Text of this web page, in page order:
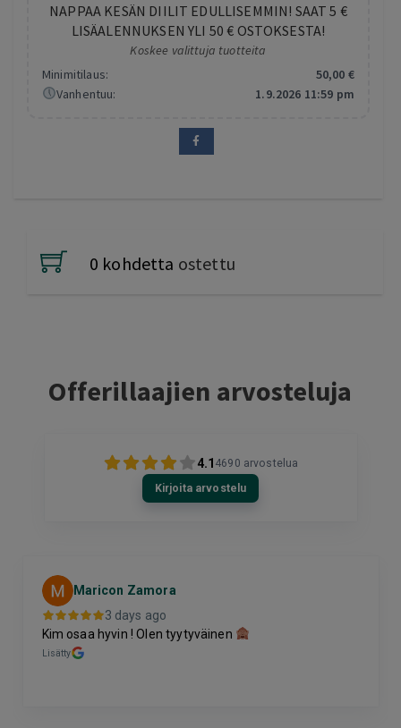
NAPPAA KESÄN DIILIT EDULLISEMMIN! SAAT 5 €
LISÄALENNUKSEN YLI 50 € OSTOKSESTA!
Koskee valittuja tuotteita
Minimitilaus:
50,00 €
Vanhentuu:
1.9.2026 11:59 pm
0 kohdetta ostettu
Offerillaajien arvosteluja
4.1 4690 arvostelua
Kirjoita arvostelu
Maricon Zamora
3 days ago
Kim osaa hyvin ! Olen tyytyväinen
Lisätty